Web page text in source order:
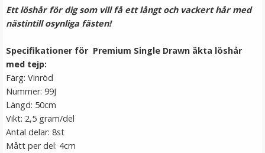
Platt tång för isättning av microringar - Svart
Ett löshår för dig som vill få ett långt och vackert hår med
nästintill osynliga fästen!
Specifikationer för Premium Single Drawn äkta löshår
med tejp:
Färg: Vinröd
Nummer: 99J
Längd: 50cm
Vikt: 2,5 gram/del
Antal delar: 8st
Mått per del: 4cm